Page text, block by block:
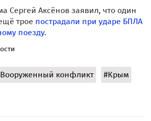
Сергей Аксёнов заявил, что один
трое пострадали при ударе БПЛА
поезду.
конфликт #Крым